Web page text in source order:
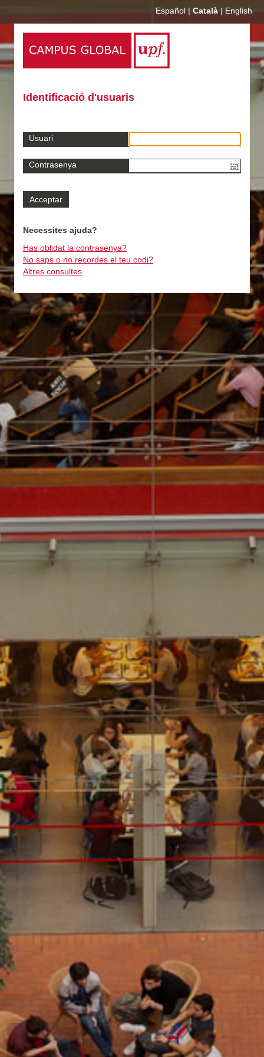
Español | Català | English
Identificació d'usuaris
Usuari
Contrasenya
Necessites ajuda?
Has oblidat la contrasenya?
No saps o no recordes el teu codi?
Altres consultes